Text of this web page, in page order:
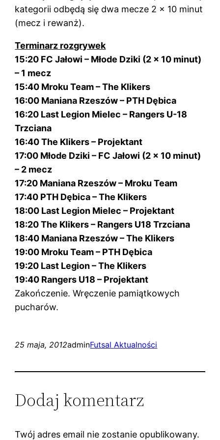
kategorii odbędą się dwa mecze 2 x 10 minut
(mecz i rewanż).
Terminarz rozgrywek
15:20 FC Jałowi – Młode Dziki (2 x 10 minut)
– 1 mecz
15:40 Mroku Team – The Klikers
16:00 Maniana Rzeszów – PTH Dębica
16:20 Last Legion Mielec – Rangers U-18
Trzciana
16:40 The Klikers – Projektant
17:00 Młode Dziki – FC Jałowi (2 x 10 minut)
– 2 mecz
17:20 Maniana Rzeszów – Mroku Team
17:40 PTH Dębica – The Klikers
18:00 Last Legion Mielec – Projektant
18:20 The Klikers – Rangers U18 Trzciana
18:40 Maniana Rzeszów – The Klikers
19:00 Mroku Team – PTH Dębica
19:20 Last Legion – The Klikers
19:40 Rangers U18 – Projektant
Zakończenie. Wręczenie pamiątkowych
pucharów.
25 maja, 2012adminFutsal Aktualności
Dodaj komentarz
Twój adres email nie zostanie opublikowany.